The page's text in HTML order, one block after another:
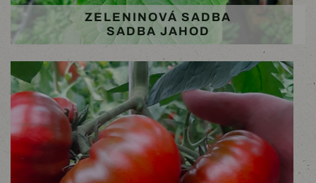
ZELENINOVÁ SADBA
SADBA JAHOD